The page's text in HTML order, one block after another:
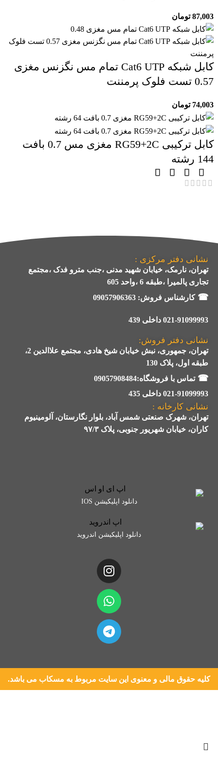
87,003 تومان
کابل شبکه Cat6 UTP تمام مس نگزنس مغزی
0.57 تست فلوک پرمننت
74,003 تومان
کابل ترکیبی RG59+2C مغزی مس 0.7 بافت
144 رشته
نشانی دفتر مرکزی :
تهران، نارمک، خیابان شهید مدنی ،جنب مترو فدک ،مجتمع
تجاری پالمیرا ،طبقه 6 ،واحد 605
☎کارشناس فروش: 09057906363
021-91099993 داخلی 439
نشانی دفتر فروش:
تهران، جمهوری، نبش خیابان شیخ هادی، مجتمع علاالدین 2،
طبقه اول، پلاک 130
☎تماس با فروشگاه:09057908484
021-91099993 داخلی 435
نشانی کارخانه :
تهران، شهرک صنعتی شمس آباد، بلوار نگارستان، آلومینیوم
کاران، خیابان شهریور جنوبی، پلاک ۹۷/۳
دانلود اپلیکیشن IOS
دانلود اپلیکیشن اندروید
کلیه حقوق مالی و معنوی این سایت مربوط به مسکاب می باشد.